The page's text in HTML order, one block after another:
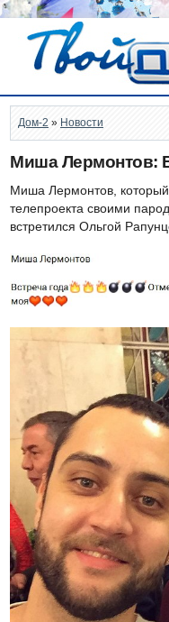
Дом-2 » Новости
Миша Лермонтов:
Миша Лермонтов, который
телепроекта своими
встретился Ольгой